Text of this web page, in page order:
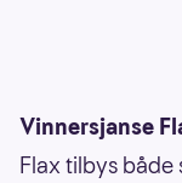
Vinnersjanse
Flax tilbys både